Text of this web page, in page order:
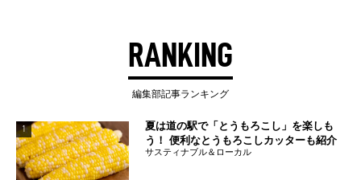
RANKING
編集部記事ランキング
1
夏は道の駅で「とうもろこし」を楽しも
う！ 便利なとうもろこしカッターも紹介
サスティナブル＆ローカル